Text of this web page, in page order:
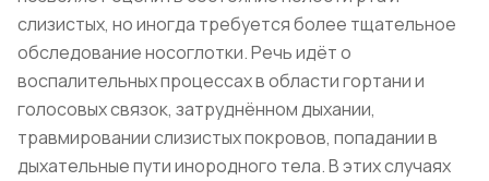
слизистых, но иногда требуется более тщательное
обследование носоглотки. Речь идёт о
воспалительных процессах в области гортани и
голосовых связок, затруднённом дыхании,
травмировании слизистых покровов, попадании в
дыхательные пути инородного тела. В этих случаях